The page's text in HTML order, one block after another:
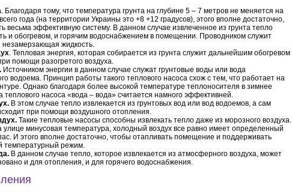
. Благодаря тому, что температура грунта на глубине 5 – 7 метров не меняется на
года (на территории Украины это +8 +12 градусов), этого вполне достаточно,
весьма эффективную систему. В данном случае извлеченное из грунта тепло
и обогревом, и горячим водоснабжением в помещении. Проводником служит
незамерзающая жидкость.
. Тепловая энергия, которая собирается из грунта служит дальнейшим обогревом
помощи разогретого воздуха.
Источником энергии в данном случае служат грунтовые воды или вода
водоема. Принцип работы такого теплового насоса схож с тем, что работает на
Однако благодаря более высокой температуре теплоносителя в зимнее
теплового насоса «вода – вода» считается намного эффективней.
В этом случае тепло извлекается из грунтовых вод или вод водоемов, а сам
при помощи воздушного отопления.
Такие тепловые насосы способны извлекать тепло даже из морозного воздуха.
улице минусовая температура, холодный воздух все равно имеет определенный
И этого вполне достаточно, чтобы отапливать помещение и поддерживать
температурный режим.
В данном случае тепло, которое извлекается из атмосферного воздуха, может
и для отопления, и для горячего водоснабжения.